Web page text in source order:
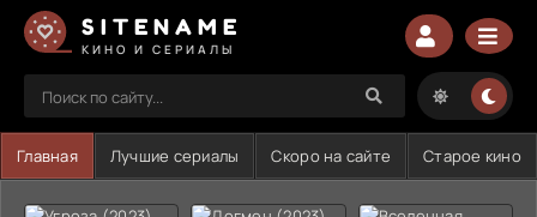
SITENAME
КИНО И СЕРИАЛЫ
Главная Лучшие сериалы Скоро на сайте Старое кино